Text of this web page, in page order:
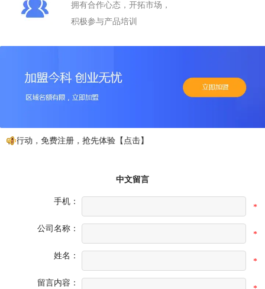
拥有合作心态，开拓市场，
积极参与产品培训
行动，免费注册，抢先体验【点击】
中文留言
手机：
*
公司名称：
*
姓名：
*
留言内容：